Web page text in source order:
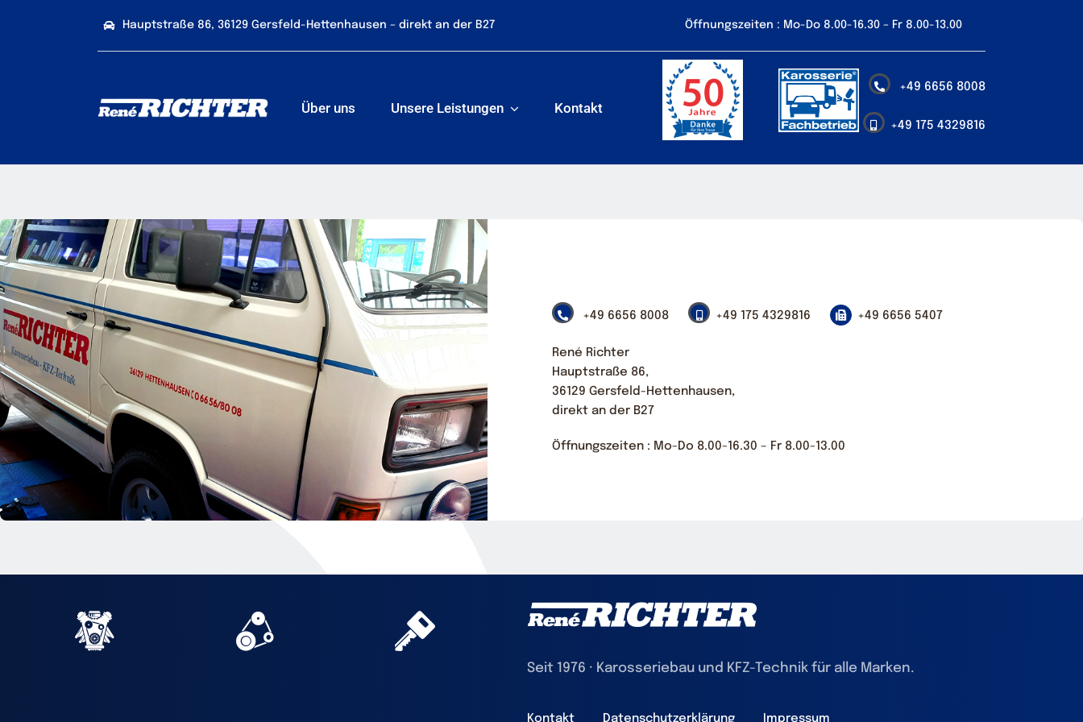
Hauptstraße 86, 36129 Gersfeld-Hettenhausen – direkt an der B27 Öffnungszeiten : Mo-Do 8.00-16.30 – Fr 8.00-13.00
Über uns Unsere Leistungen Kontakt
+49 6656 8008
+49 175 4329816
+49 6656 8008 +49 175 4329816 +49 6656 5407
René Richter
Hauptstraße 86,
36129 Gersfeld-Hettenhausen,
direkt an der B27
Öffnungszeiten : Mo-Do 8.00-16.30 – Fr 8.00-13.00
Seit 1976 · Karosseriebau und KFZ-Technik für alle Marken.
Kontakt Datenschutzerklärung Impressum